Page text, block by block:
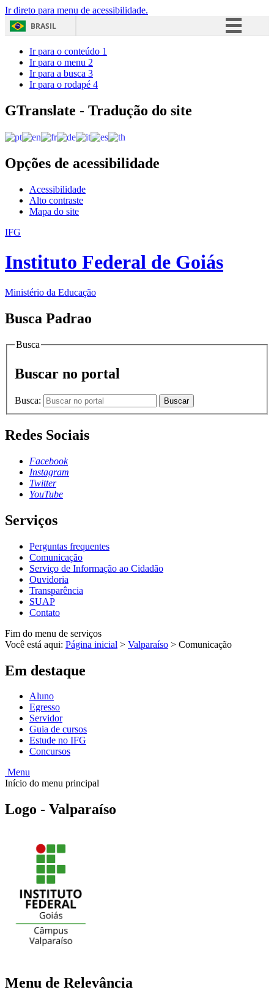
Ir direto para menu de acessibilidade.
BRASIL
Acesso à informação
Ir para o conteúdo 1
Ir para o menu 2
Ir para a busca 3
Ir para o rodapé 4
GTranslate - Tradução do site
Opções de acessibilidade
Acessibilidade
Alto contraste
Mapa do site
IFG
Instituto Federal de Goiás
Ministério da Educação
Busca Padrao
Busca
Buscar no portal
Busca: Buscar
Redes Sociais
Facebook
Instagram
Twitter
YouTube
Serviços
Perguntas frequentes
Comunicação
Serviço de Informação ao Cidadão
Ouvidoria
Transparência
SUAP
Contato
Fim do menu de serviços
Você está aqui: Página inicial > Valparaíso > Comunicação
Em destaque
Aluno
Egresso
Servidor
Guia de cursos
Estude no IFG
Concursos
Menu
Início do menu principal
Logo - Valparaíso
Menu de Relevância